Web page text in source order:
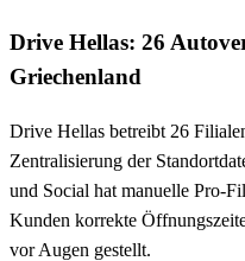
Drive Hellas: 26
Griechenland
Drive Hellas betreibt 26
Zentralisierung der
und Social hat manuelle Pro-
Kunden korrekte
vor Augen gestellt.